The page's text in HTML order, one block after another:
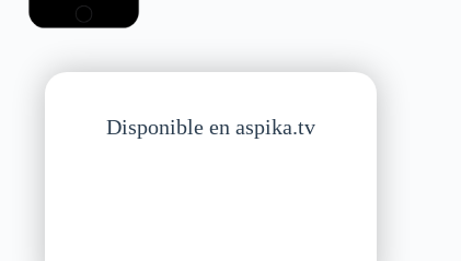
Disponible en aspika.tv